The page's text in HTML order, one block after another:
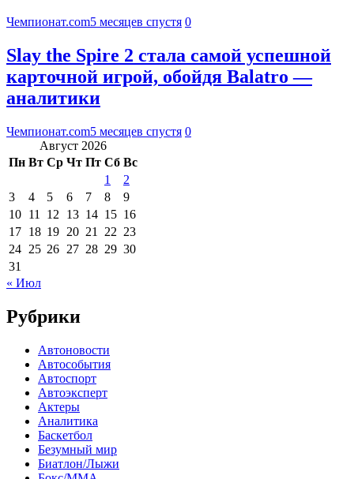
Чемпионат.com5 месяцев спустя 0
Slay the Spire 2 стала самой успешной
карточной игрой, обойдя Balatro —
аналитики
Чемпионат.com5 месяцев спустя 0
Август 2026
Пн Вт Ср Чт Пт Сб Вс
1
2
3
4 5 6 7 8
9
10 11 12 13 14 15 16
17 18 19 20 21 22 23
24 25 26 27 28 29 30
31
« Июл
Рубрики
Автоновости
Автособытия
Автоспорт
Автоэксперт
Актеры
Аналитика
Баскетбол
Безумный мир
Биатлон/Лыжи